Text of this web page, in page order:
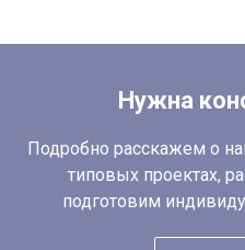
Нужна
Подробно расскажем о
типовых проектах,
подготовим